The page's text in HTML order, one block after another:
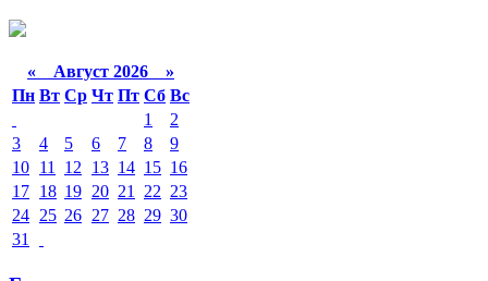
« Август 2026 »
Пн Вт Ср Чт Пт Сб Вс
1
2
3
4 5 6 7 8
9
10 11 12 13 14 15 16
17 18 19 20 21 22 23
24 25 26 27 28 29 30
31